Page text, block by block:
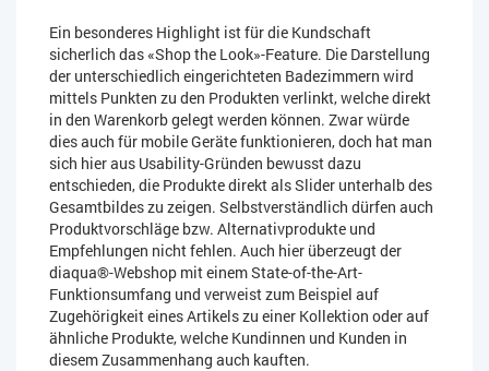
Ein besonderes Highlight ist für die Kundschaft
sicherlich das «Shop the Look»-Feature. Die Darstellung
der unterschiedlich eingerichteten Badezimmern wird
mittels Punkten zu den Produkten verlinkt, welche direkt
in den Warenkorb gelegt werden können. Zwar würde
dies auch für mobile Geräte funktionieren, doch hat man
sich hier aus Usability-Gründen bewusst dazu
entschieden, die Produkte direkt als Slider unterhalb des
Gesamtbildes zu zeigen. Selbstverständlich dürfen auch
Produktvorschläge bzw. Alternativprodukte und
Empfehlungen nicht fehlen. Auch hier überzeugt der
diaqua®-Webshop mit einem State-of-the-Art-
Funktionsumfang und verweist zum Beispiel auf
Zugehörigkeit eines Artikels zu einer Kollektion oder auf
ähnliche Produkte, welche Kundinnen und Kunden in
diesem Zusammenhang auch kauften.